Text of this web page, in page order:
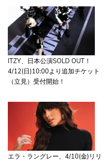
ITZY、日本公演SOLD OUT！
4/12(日)10:00より追加チケット
（立見）受付開始！
エラ・ラングレー、4/10(金)リリ